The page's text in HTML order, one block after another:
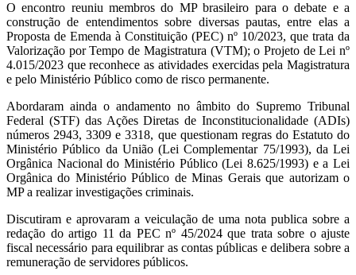
O encontro reuniu membros do MP brasileiro para o debate e a
construção de entendimentos sobre diversas pautas, entre elas a
Proposta de Emenda à Constituição (PEC) nº 10/2023, que trata da
Valorização por Tempo de Magistratura (VTM); o Projeto de Lei nº
4.015/2023 que reconhece as atividades exercidas pela Magistratura
e pelo Ministério Público como de risco permanente.
Abordaram ainda o andamento no âmbito do Supremo Tribunal
Federal (STF) das Ações Diretas de Inconstitucionalidade (ADIs)
números 2943, 3309 e 3318, que questionam regras do Estatuto do
Ministério Público da União (Lei Complementar 75/1993), da Lei
Orgânica Nacional do Ministério Público (Lei 8.625/1993) e a Lei
Orgânica do Ministério Público de Minas Gerais que autorizam o
MP a realizar investigações criminais.
Discutiram e aprovaram a veiculação de uma nota publica sobre a
redação do artigo 11 da PEC nº 45/2024 que trata sobre o ajuste
fiscal necessário para equilibrar as contas públicas e delibera sobre a
remuneração de servidores públicos.